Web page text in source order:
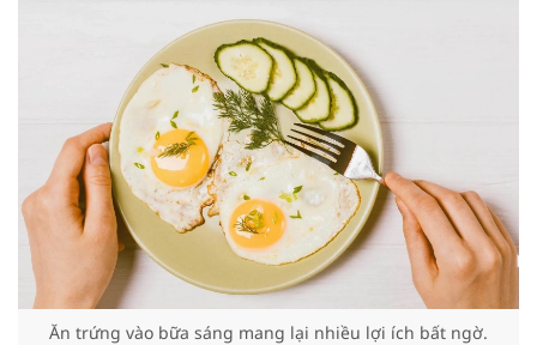
Ăn trứng vào bữa sáng mang lại nhiều lợi ích bất ngờ.